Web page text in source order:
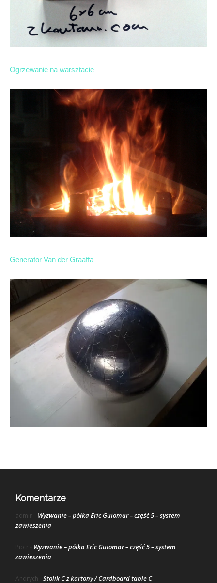
Ogrzewanie na warsztacie
Generator Van der Graaffa
Komentarze
admin - Wyzwanie – półka Eric Guiomar – część 5 – system
zawieszenia
Piotr - Wyzwanie – półka Eric Guiomar – część 5 – system
zawieszenia
Andrych - Stolik C z kartony / Cardboard table C